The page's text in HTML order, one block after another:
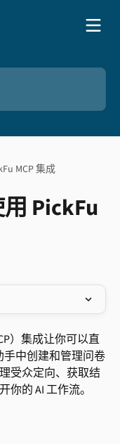
MCP 集成
PickFu
）集成让你可以直
手中创建和管理问卷
受众定向、获取结
的 AI 工作流。